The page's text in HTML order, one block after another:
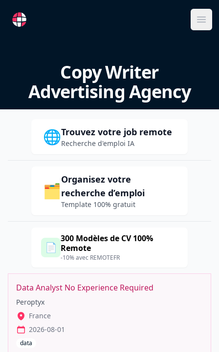
RemoteFR
Copy Writer
Advertising Agency
🌐Trouvez votre job remote
Recherche d'emploi IA
🗂️
Organisez votre
recherche d’emploi
Template 100% gratuit
📄
300 Modèles de CV 100%
Remote
-10% avec REMOTEFR
Data Analyst No Experience Required
Peroptyx
France
2026-08-01
data